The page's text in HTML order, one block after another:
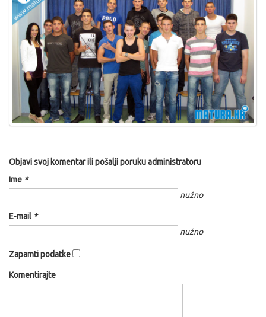
Objavi svoj komentar ili pošalji poruku administratoru
Ime *
nužno
E-mail *
nužno
Zapamti podatke
Komentirajte